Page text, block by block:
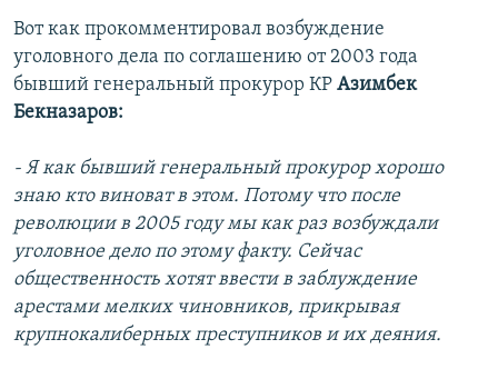
Вот как прокомментировал возбуждение
уголовного дела по соглашению от 2003 года
бывший генеральный прокурор КР Азимбек
Бекназаров:
- Я как бывший генеральный прокурор хорошо
знаю кто виноват в этом. Потому что после
революции в 2005 году мы как раз возбуждали
уголовное дело по этому факту. Сейчас
общественность хотят ввести в заблуждение
арестами мелких чиновников, прикрывая
крупнокалиберных преступников и их деяния.